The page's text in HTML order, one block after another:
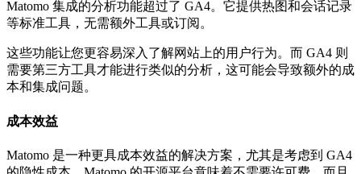
Matomo 集成的分析功能超过了 GA4。它提供热图和会话记录
等标准工具，无需额外工具或订阅。
这些功能让您更容易深入了解网站上的用户行为。而 GA4 则
需要第三方工具才能进行类似的分析，这可能会导致额外的成
本和集成问题。
成本效益
Matomo 是一种更具成本效益的解决方案，尤其是考虑到 GA4